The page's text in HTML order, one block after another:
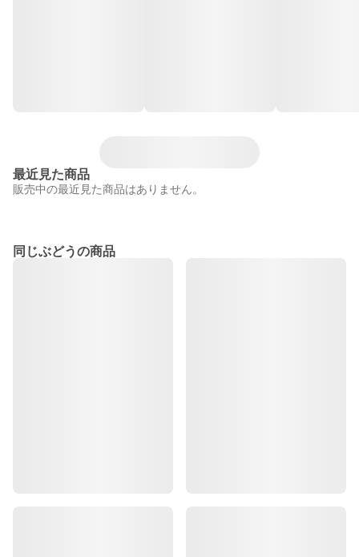
最近見た商品
販売中の最近見た商品はありません。
同じぶどうの商品